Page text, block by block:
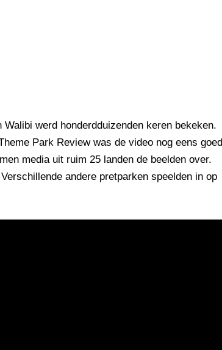
werd honderdduizenden keren bekeken.
Park Review was de video nog eens goed
media uit ruim 25 landen de beelden over.
andere pretparken speelden in op